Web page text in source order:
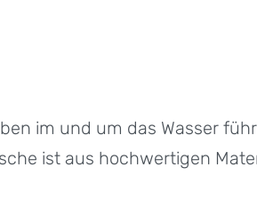
im und um das Wasser
ist aus hochwertigen